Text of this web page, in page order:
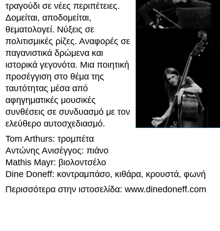
τραγούδι σε νέες περιπέτειες.
Δομείται, αποδομείται,
θεματολογεί. Νύξεις σε
πολιτισμικές ρίζες. Αναφορές σε
παγανιστικά δρώμενα και
ιστορικά γεγονότα. Μια ποιητική
προσέγγιση στο θέμα της
ταυτότητας μέσα από
αφηγηματικές μουσικές
συνθέσεις σε συνδυασμό με τον
ελεύθερο αυτοσχεδιασμό.
Tom Arthurs: τρομπέτα
Αντώνης Ανισέγγος: πιάνο
Mathis Mayr: βιολοντσέλο
Dine Doneff: κοντραμπάσο, κιθάρα, κρουστά, φωνή
Περισσότερα στην ιστοσελίδα: www.dinedoneff.com